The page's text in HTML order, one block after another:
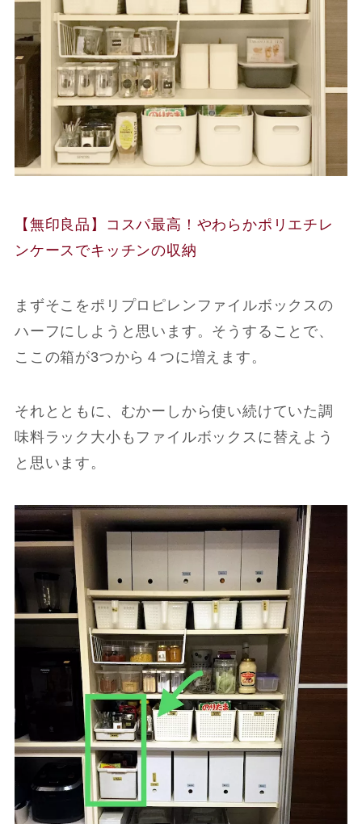
【無印良品】コスパ最高！やわらかポリエチレ
ンケースでキッチンの収納
まずそこをポリプロピレンファイルボックスの
ハーフにしようと思います。そうすることで、
ここの箱が3つから４つに増えます。
それとともに、むかーしから使い続けていた調
味料ラック大小もファイルボックスに替えよう
と思います。